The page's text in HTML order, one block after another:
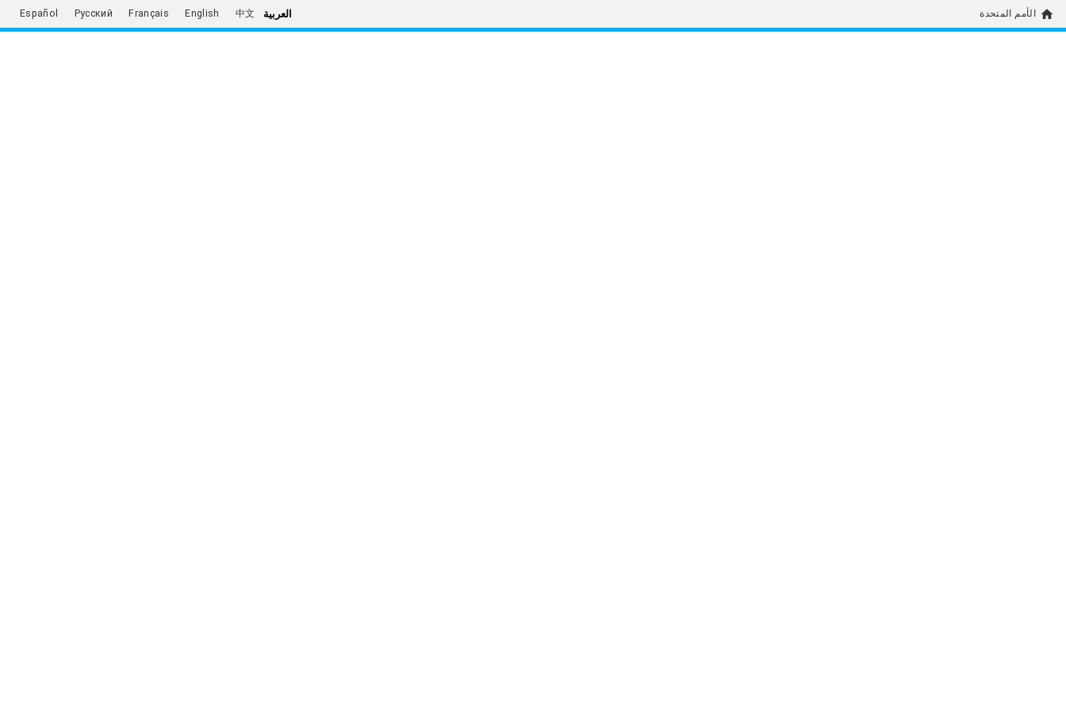
home الأمم المتحدة العربية 中文
English
Français
Русский
Español